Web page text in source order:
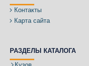
Контакты
Карта сайта
РАЗДЕЛЫ КАТАЛОГА